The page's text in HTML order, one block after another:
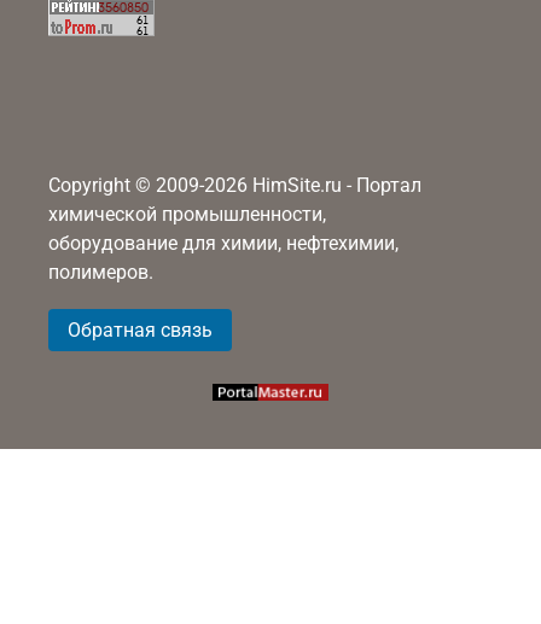
Copyright © 2009-2026 HimSite.ru - Портал
химической промышленности,
оборудование для химии, нефтехимии,
полимеров.
Обратная связь